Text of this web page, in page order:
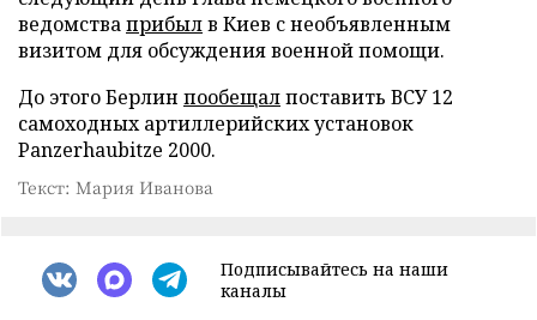
ведомстваприбылв Киев с необъявленным
визитом для обсуждения военной помощи.
До этого Берлин пообещалпоставить ВСУ 12
самоходных артиллерийских установок
Panzerhaubitze 2000.
Текст: Мария Иванова
Подписывайтесь на наши
каналы